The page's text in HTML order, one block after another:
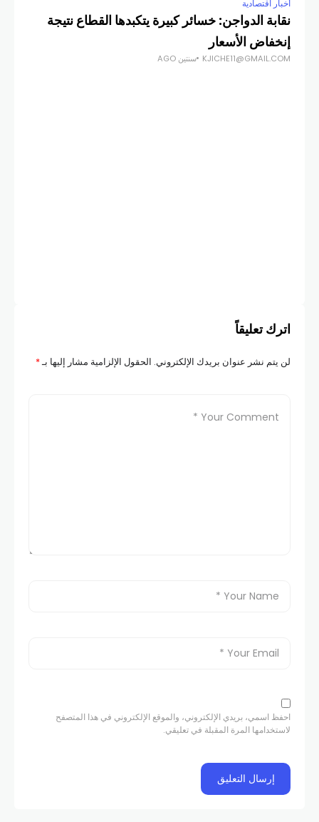
أخبار اقتصادية
نقابة الدواجن: خسائر كبيرة يتكبدها القطاع نتيجة
إنخفاض الأسعار
KJICHE11@GMAIL.COM سنتين AGO
اترك تعليقاً
لن يتم نشر عنوان بريدك الإلكتروني. الحقول الإلزامية مشار إليها بـ*
احفظ اسمي، بريدي الإلكتروني، والموقع الإلكتروني في هذا المتصفح
لاستخدامها المرة المقبلة في تعليقي.